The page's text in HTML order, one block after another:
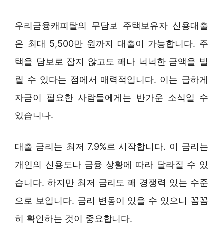
우리금융캐피탈의 무담보 주택보유자 신용대출
은 최대 5,500만 원까지 대출이 가능합니다. 주
택을 담보로 잡지 않고도 꽤나 넉넉한 금액을 빌
릴 수 있다는 점에서 매력적입니다. 이는 급하게
자금이 필요한 사람들에게는 반가운 소식일 수
있습니다.
대출 금리는 최저 7.9%로 시작합니다. 이 금리는
개인의 신용도나 금융 상황에 따라 달라질 수 있
습니다. 하지만 최저 금리도 꽤 경쟁력 있는 수준
으로 보입니다. 금리 변동이 있을 수 있으니 꼼꼼
히 확인하는 것이 중요합니다.